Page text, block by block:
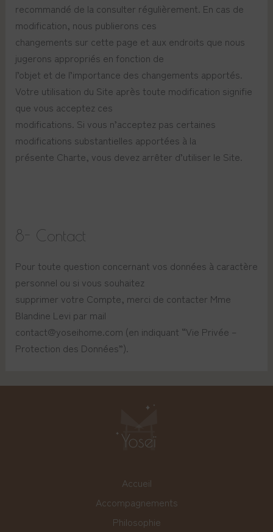
recommandé de la consulter régulièrement. En cas de
modification, nous publierons ces
changements sur cette page et aux endroits que nous
jugerons appropriés en fonction de
l’objet et de l’importance des changements apportés.
Votre utilisation du Site après toute modification signifie
que vous acceptez ces
modifications. Si vous n’acceptez pas certaines
modifications substantielles apportées à la
présente Charte, vous devez arrêter d’utiliser le Site.
8- Contact
Pour toute question concernant vos données à caractère
personnel ou si vous souhaitez
supprimer votre Compte, merci de contacter Mme
Blandine Levi par mail
contact@yoseihome.com (en indiquant “Vie Privée –
Protection des Données”).
Accueil
Accompagnements
Philosophie